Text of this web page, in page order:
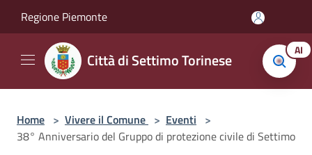
Regione Piemonte
Città di Settimo Torinese AI
Home > Vivere il Comune > Eventi >
38° Anniversario del Gruppo di protezione civile di Settimo